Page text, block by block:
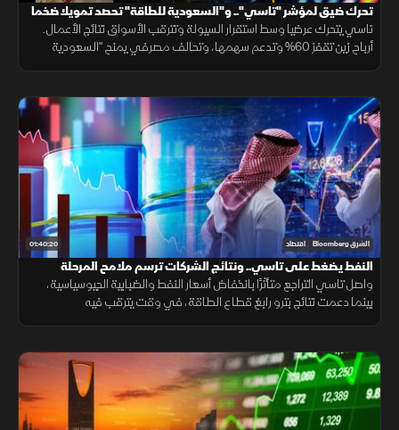
تحرك ضيق لمؤشر "تاسي".. و"السعودية للطاقة" تحصد تمويلا ضخما
تاسي يتحرك عرضيا وسط استقرار السيولة وتترقب الأسواق نتائج الأعمال.
أرباح زين تقفز 60% وتدعم سهمها، وتحالف مصرفي يمنح "السعودية
01:40:20 الشرق Bloomberg اقتصاد
النفط يضغط على تاسي.. ونتائج الشركات ترسم ملامح المرحلة
المقبلة
واصل تاسي التراجع متأثرًا بانخفاض أسعار النفط والضبابية الجيوسياسية،
بينما دعمت نتائج بترو رابغ قطاع الطاقة، في وقت يترقب فيه